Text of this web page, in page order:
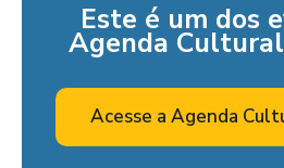
Este é um dos
Agenda
Acesse a Agenda